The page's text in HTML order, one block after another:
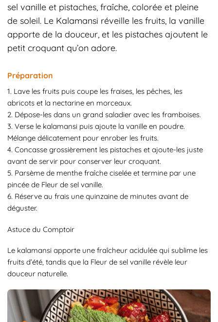
sel vanille et pistaches, fraîche, colorée et pleine
de soleil. Le Kalamansi réveille les fruits, la vanille
apporte de la douceur, et les pistaches ajoutent le
petit croquant qu’on adore.
Préparation
1. Lave les fruits puis coupe les fraises, les pêches, les
abricots et la nectarine en morceaux.
2. Dépose-les dans un grand saladier avec les framboises.
3. Verse le kalamansi puis ajoute la vanille en poudre.
Mélange délicatement pour enrober les fruits.
4. Concasse grossièrement les pistaches et ajoute-les juste
avant de servir pour conserver leur croquant.
5. Parsème de menthe fraîche ciselée et termine par une
pincée de Fleur de sel vanille.
6. Réserve au frais une quinzaine de minutes avant de
déguster.
Astuce du Comptoir
Le kalamansi apporte une fraîcheur acidulée qui sublime les
fruits d’été, tandis que la Fleur de sel vanille révèle leur
douceur naturelle.